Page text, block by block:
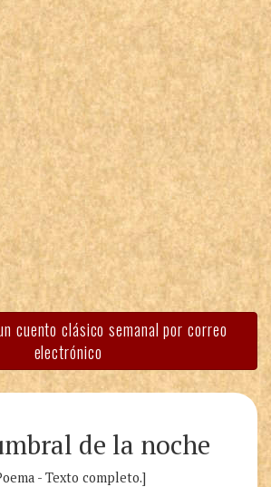
cuento clásico semanal por correo
electrónico
de la noche
- Texto completo.]